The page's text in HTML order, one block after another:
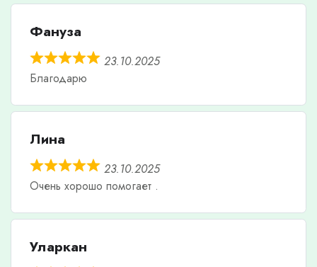
Фануза
23.10.2025
Благодарю
Лина
23.10.2025
Очень хорошо помогает .
Уларкан